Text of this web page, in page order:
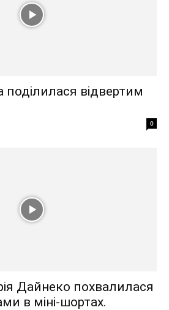
відвертим
0
Дайнеко похвалилася
в міні-шортах.